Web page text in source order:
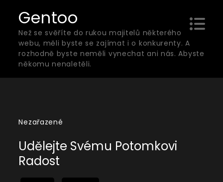
content
Gentoo
Než se svěříte do rukou majitelů některého
webu, měli byste se zajímat i o konkurenty. A
rozhodně byste neměli vynechat ani nás. Abyste
někomu nenaletěli.
Nezařazené
Udělejte Svému Potomkovi
Radost